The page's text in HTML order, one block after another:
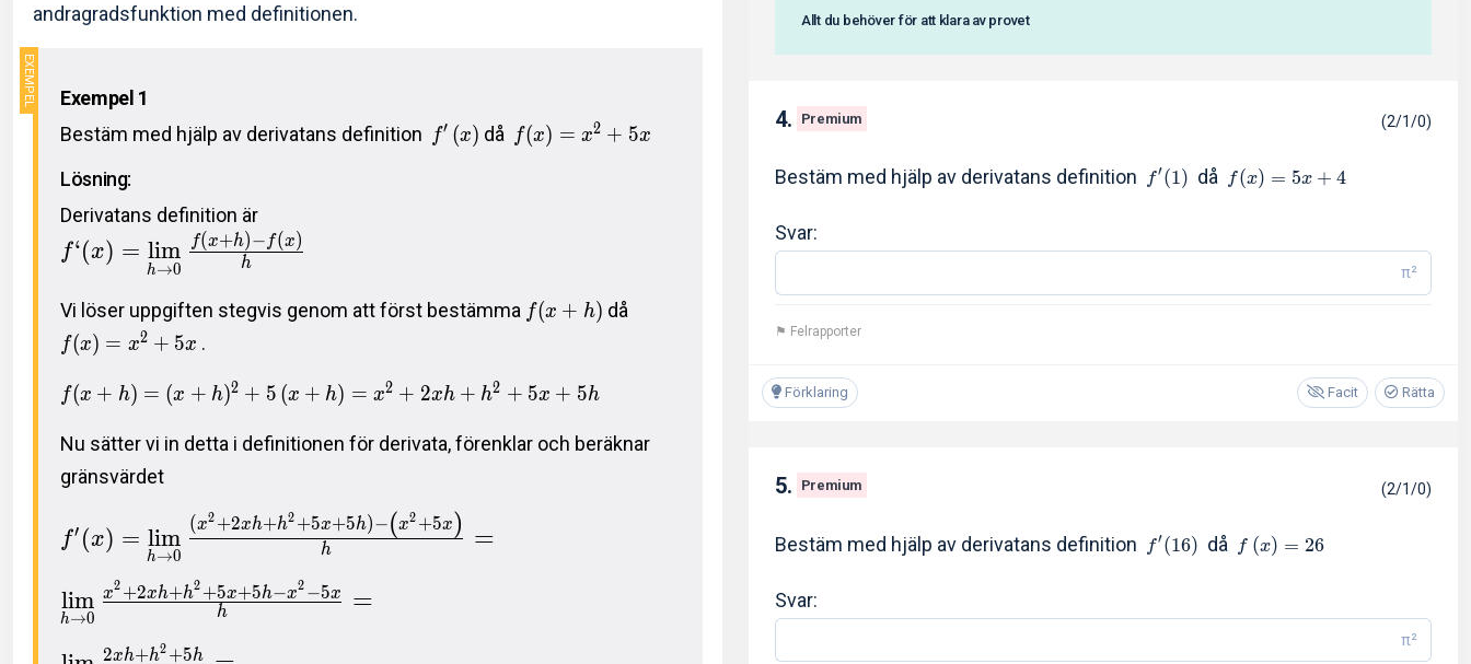
andragradsfunktion med definitionen.
Exempel 1
Bestäm med hjälp av derivatans definition
f′ (x) då f(x) = x2 + 5x
Lösning:
Derivatans definition är
f‘(x) =
h→0
lim h
f(x+h)− f(x)
Vi löser uppgiften stegvis genom att först bestämma f(x + h) då
f(x) = x2 + 5x .
f(x + h) = (x + h)2 + 5 (x + h) = x2 + 2xh + h2 + 5x + 5h
Nu sätter vi in detta i definitionen för derivata, förenklar och beräknar
gränsvärdet
f′ (x) =
h→0
lim h
(x2 +2xh+h2 +5x+5h)−(x2 +5x) =
h→0
lim h
x2 +2xh+h2 +5x+5h−x2 −5x =
2xh+h2 +5h
Allt du behöver för att klara av provet
4. Premium (2/1/0)
Bestäm med hjälp av derivatans definition f′(1) då f(x) = 5x + 4
Svar:
π²
⚑ Felrapporter
Förklaring Rätta
Facit
5. Premium (2/1/0)
Bestäm med hjälp av derivatans definition f′(16) då f (x) = 26
Svar:
π²